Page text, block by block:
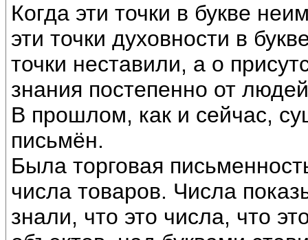
Когда эти точки в букве
эти точки духовности в
точки неставили, а о
знания постепенно от
В прошлом, как и сейчас,
письмён.
Была торговая
числа товаров. Числа
знали, что это числа, что